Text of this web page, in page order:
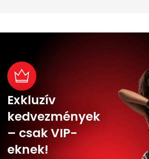
Exkluzív
kedvezmények
– csak VIP-
eknek!